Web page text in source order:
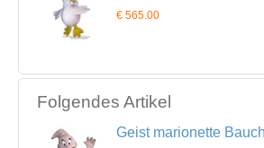
€ 565.00
Folgendes Artikel
Geist marionette